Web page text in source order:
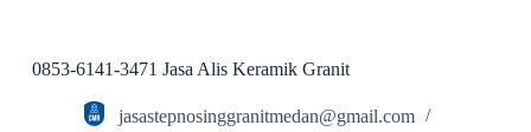
0853-6141-3471 Jasa Alis Keramik Granit
jasastepnosinggranitmedan@gmail.com